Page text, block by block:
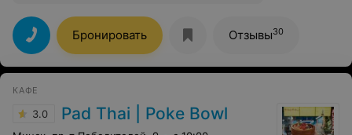
Бронировать Отзывы30
КАФЕ
3.0 Pad Thai | Poke Bowl